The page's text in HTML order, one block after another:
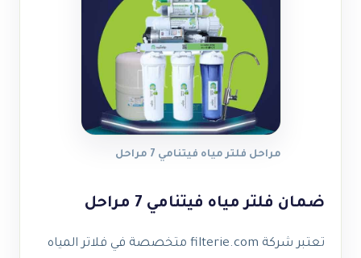
مراحل فلتر مياه فيتنامي 7 مراحل
ضمان فلتر مياه فيتنامي 7 مراحل
تعتبر شركة filterie.com متخصصة في فلاتر المياه